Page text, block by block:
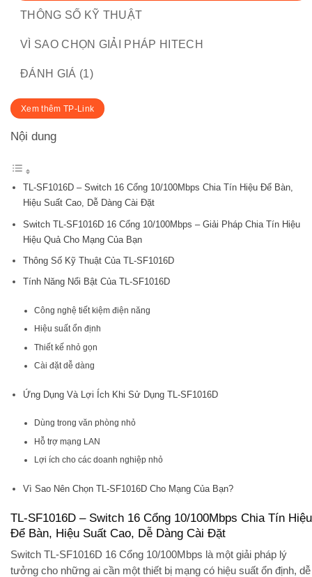
THÔNG SỐ KỸ THUẬT
VÌ SAO CHỌN GIẢI PHÁP HITECH
ĐÁNH GIÁ (1)
Xem thêm TP-Link
Nội dung
TL-SF1016D – Switch 16 Cổng 10/100Mbps Chia Tín Hiệu Để Bàn,
Hiệu Suất Cao, Dễ Dàng Cài Đặt
Switch TL-SF1016D 16 Cổng 10/100Mbps – Giải Pháp Chia Tín Hiệu
Hiệu Quả Cho Mạng Của Bạn
Thông Số Kỹ Thuật Của TL-SF1016D
Tính Năng Nổi Bật Của TL-SF1016D
Công nghệ tiết kiệm điện năng
Hiệu suất ổn định
Thiết kế nhỏ gọn
Cài đặt dễ dàng
Ứng Dụng Và Lợi Ích Khi Sử Dụng TL-SF1016D
Dùng trong văn phòng nhỏ
Hỗ trợ mạng LAN
Lợi ích cho các doanh nghiệp nhỏ
Vì Sao Nên Chọn TL-SF1016D Cho Mạng Của Bạn?
TL-SF1016D – Switch 16 Cổng 10/100Mbps Chia Tín Hiệu
Để Bàn, Hiệu Suất Cao, Dễ Dàng Cài Đặt
Switch TL-SF1016D 16 Cổng 10/100Mbps là một giải pháp lý
tưởng cho những ai cần một thiết bị mạng có hiệu suất ổn định, dễ